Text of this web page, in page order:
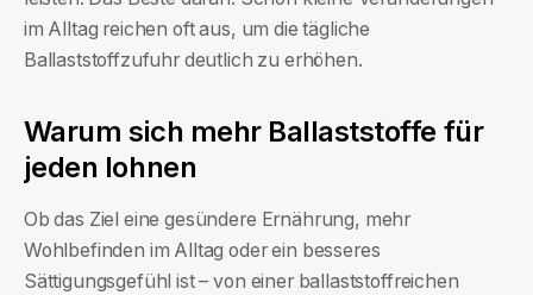
im Alltag reichen oft aus, um die tägliche
Ballaststoffzufuhr deutlich zu erhöhen.
Warum sich mehr Ballaststoffe für
jeden lohnen
Ob das Ziel eine gesündere Ernährung, mehr
Wohlbefinden im Alltag oder ein besseres
Sättigungsgefühl ist – von einer ballaststoffreichen